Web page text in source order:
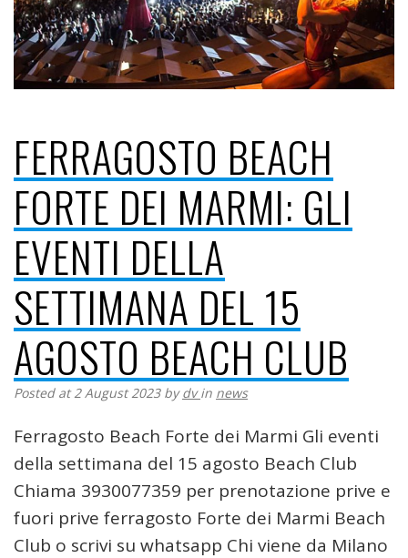
FERRAGOSTO BEACH
FORTE DEI MARMI: GLI
EVENTI DELLA
SETTIMANA DEL 15
AGOSTO BEACH CLUB
Posted at 2 August 2023 bydvin news
Ferragosto Beach Forte dei Marmi Gli eventi
della settimana del 15 agosto Beach Club
Chiama 3930077359 per prenotazione prive e
fuori prive ferragosto Forte dei Marmi Beach
Club o scrivi su whatsapp Chi viene da Milano